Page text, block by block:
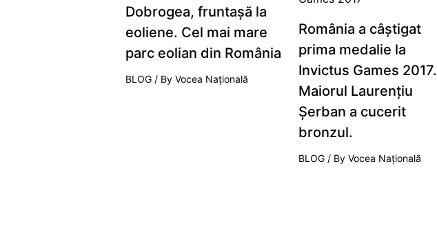
Dobrogea, fruntaşă la
eoliene. Cel mai mare
parc eolian din România
BLOG / By Vocea Națională
România a câştigat
prima medalie la
Invictus Games 2017.
Maiorul Laurenţiu
Şerban a cucerit
bronzul.
BLOG / ByVocea Națională